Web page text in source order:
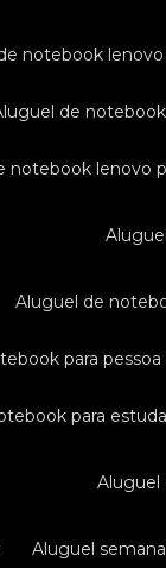
de notebook
aluguel de
notebook lenovo
aluguel de
para
para
aluguel